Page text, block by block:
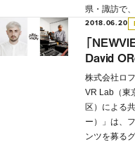
県・諏訪で
2018.06.20
「
David
株式会社ロ
VR Lab（東
区）による
ー）」は、
ンツを募る